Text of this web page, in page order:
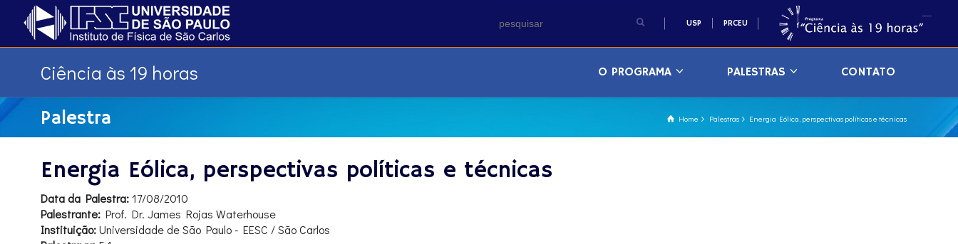
USP PRCEU
Ciência às 19 horas O PROGRAMA PALESTRAS CONTATO
Home Palestras Energia Eólica, perspectivas políticas e técnicas
Palestra
Energia Eólica, perspectivas políticas e técnicas
Data da Palestra:17/08/2010
Palestrante: Prof. Dr. James Rojas Waterhouse
Instituição:Universidade de São Paulo - EESC / São Carlos